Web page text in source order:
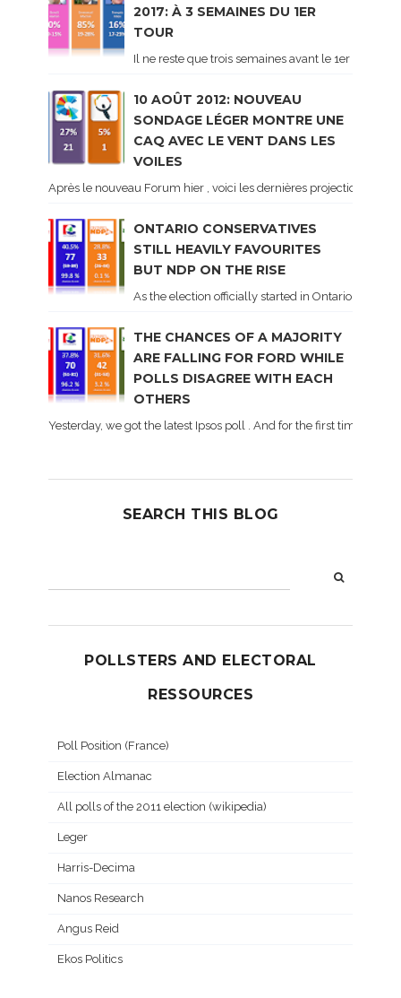
2017: À 3 SEMAINES DU 1ER
TOUR
Il ne reste que trois semaines avant le 1er tour de
10 AOÛT 2012: NOUVEAU
SONDAGE LÉGER MONTRE UNE
CAQ AVEC LE VENT DANS LES
VOILES
Après le nouveau Forum hier , voici les dernières projections
ONTARIO CONSERVATIVES
STILL HEAVILY FAVOURITES
BUT NDP ON THE RISE
As the election officially started in Ontario, some
THE CHANCES OF A MAJORITY
ARE FALLING FOR FORD WHILE
POLLS DISAGREE WITH EACH
OTHERS
Yesterday, we got the latest Ipsos poll . And for the first time
SEARCH THIS BLOG
POLLSTERS AND ELECTORAL
RESSOURCES
Poll Position (France)
Election Almanac
All polls of the 2011 election (wikipedia)
Leger
Harris-Decima
Nanos Research
Angus Reid
Ekos Politics